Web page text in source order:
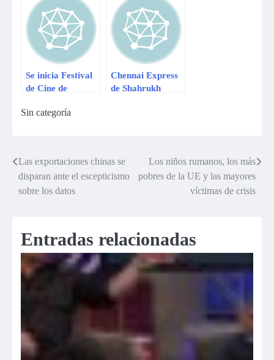
estrenos
nacionales del
2014
Se inicia Festival
de Cine de
Chennai Express
de Shahrukh
Sin categoría
Navegación
de
Las exportaciones chinas se
disparan ante el escepticismo
sobre los datos
Los niños rumanos, los más
pobres de la UE y las mayores
víctimas de crisis
Entradas relacionadas